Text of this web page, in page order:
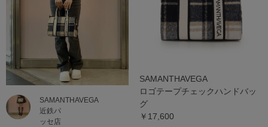
SAMANTHAVEGA
近鉄パ
ッセ店
SAMANTHAVEGA
ロゴテープチェックハンドバッ
グ
￥17,600